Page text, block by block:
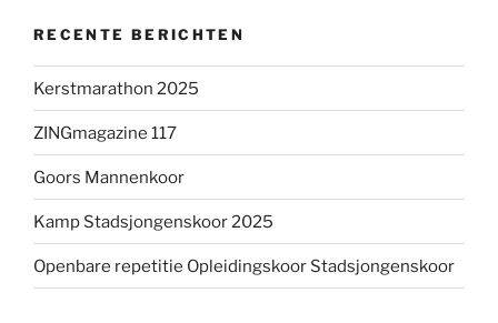
RECENTE BERICHTEN
Kerstmarathon 2025
ZINGmagazine 117
Goors Mannenkoor
Kamp Stadsjongenskoor 2025
Openbare repetitie Opleidingskoor Stadsjongenskoor